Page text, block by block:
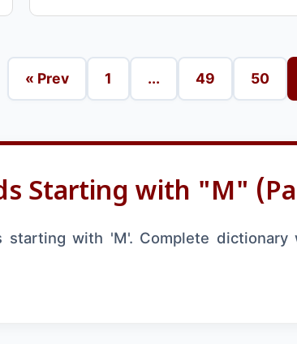
« Prev 1 ... 49 50
Starting with "M"
starting with 'M'. Complete